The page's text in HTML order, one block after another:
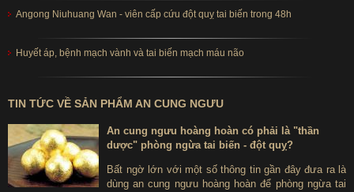
Angong Niuhuang Wan - viên cấp cứu đột quỵ tai biến trong 48h
Huyết áp, bệnh mạch vành và tai biến mạch máu não
TIN TỨC VỀ SẢN PHẨM AN CUNG NGƯU
An cung ngưu hoàng hoàn có phải là "thần
dược" phòng ngừa tai biến - đột quỵ?
Bất ngờ lớn với một số thông tin gần đây đưa ra là
dùng an cung ngưu hoàng hoàn để phòng ngừa tai